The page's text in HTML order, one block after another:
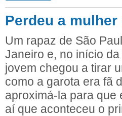
Perdeu a mulher
Um rapaz de São
Janeiro e, no início
jovem chegou a tirar
como a garota era fã
aproximá-la para que
aí que aconteceu o